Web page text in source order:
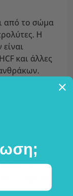
από το σώμα
Η
και άλλες
ασβέστιο
3 από αυτά